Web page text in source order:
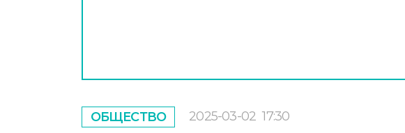
ОБЩЕСТВО 2025-03-02 17:30